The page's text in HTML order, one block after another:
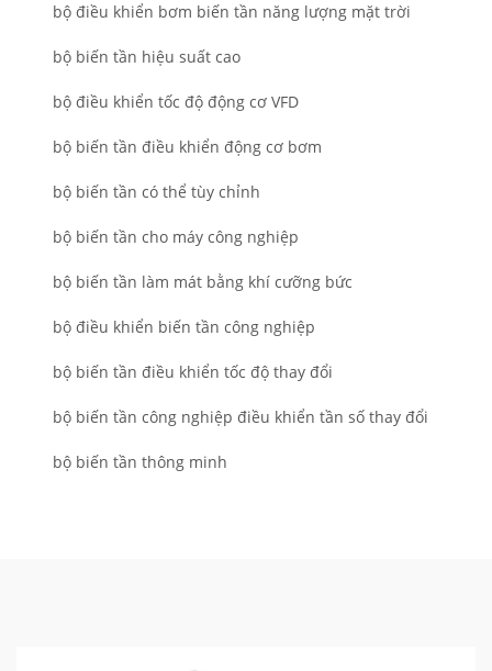
bộ điều khiển bơm biến tần năng lượng mặt trời
bộ biến tần hiệu suất cao
bộ điều khiển tốc độ động cơ VFD
bộ biến tần điều khiển động cơ bơm
bộ biến tần có thể tùy chỉnh
bộ biến tần cho máy công nghiệp
bộ biến tần làm mát bằng khí cưỡng bức
bộ điều khiển biến tần công nghiệp
bộ biến tần điều khiển tốc độ thay đổi
bộ biến tần công nghiệp điều khiển tần số thay đổi
bộ biến tần thông minh